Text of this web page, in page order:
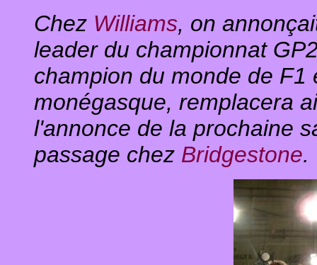
Chez Williams, on
leader du championnat
champion du monde de
monégasque, remplacera
l'annonce de la prochaine
passage chez Bridgestone.